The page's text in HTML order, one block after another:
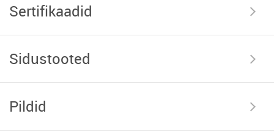
Sertifikaadid
Sidustooted
Pildid